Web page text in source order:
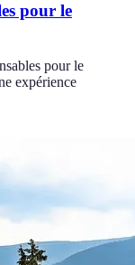
pour le
pour le
expérience